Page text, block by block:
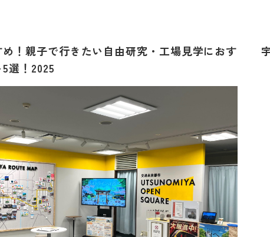
！親子で行きたい自由研究・工場見学におす
選！2025